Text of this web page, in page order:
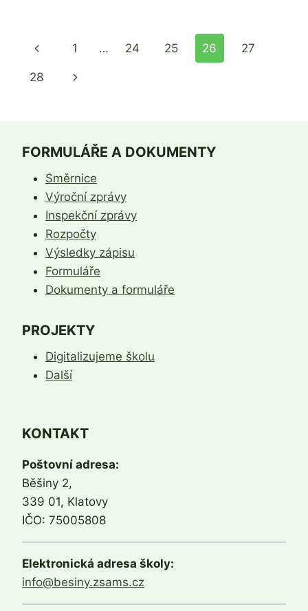
BĚŠINY
Navigace
na
Předchozí
stránka
1 … 24 25 26 27
28
Další
FORMULÁŘE A DOKUMENTY
Směrnice
Výroční zprávy
Inspekční zprávy
Rozpočty
Výsledky zápisu
Formuláře
Dokumenty a formuláře
PROJEKTY
Digitalizujeme školu
Další
KONTAKT
Poštovní adresa:
Běšiny 2,
339 01, Klatovy
IČO: 75005808
Elektronická adresa školy:
info@besiny.zsams.cz